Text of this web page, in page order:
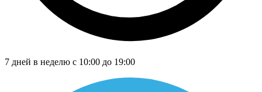
7 дней в неделю с 10:00 до 19:00